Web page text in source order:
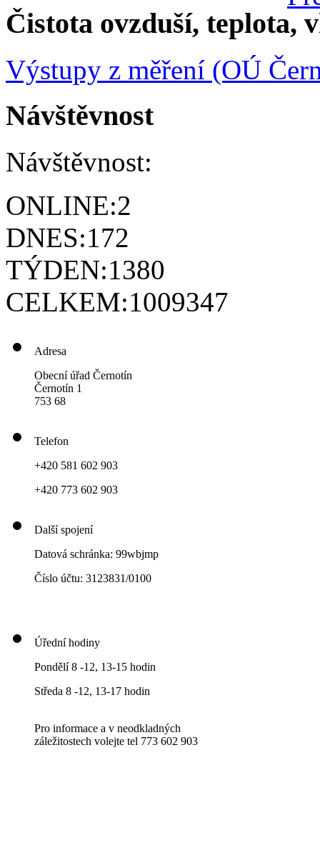
Čistota ovzduší, teplota,
Výstupy z měření (OÚ
Návštěvnost
Návštěvnost:
ONLINE:2
DNES:172
TÝDEN:1380
CELKEM:1009347
Adresa
Obecní úřad Černotín
Černotín 1
753 68
Telefon
+420 581 602 903
+420 773 602 903
Další spojení
Datová schránka: 99wbjmp
Číslo účtu: 3123831/0100
Úřední hodiny
Pondělí 8 -12, 13-15 hodin
Středa 8 -12, 13-17 hodin
Pro informace a v neodkladných
záležitostech volejte tel 773 602 903